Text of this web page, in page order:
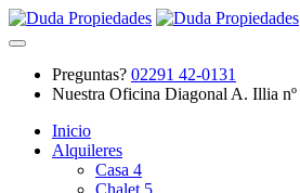
Preguntas? 02291 42-0131
Nuestra Oficina Diagonal A. Illia nº
Inicio
Alquileres
Casa 4
Chalet 5